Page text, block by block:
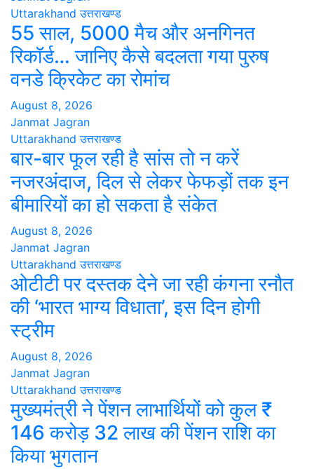
Uttarakhand उत्तराखण्ड
55 साल, 5000 मैच और अनगिनत
रिकॉर्ड… जानिए कैसे बदलता गया पुरुष
वनडे क्रिकेट का रोमांच
August 8, 2026
Janmat Jagran
Uttarakhand उत्तराखण्ड
बार-बार फूल रही है सांस तो न करें
नजरअंदाज, दिल से लेकर फेफड़ों तक इन
बीमारियों का हो सकता है संकेत
August 8, 2026
Janmat Jagran
Uttarakhand उत्तराखण्ड
ओटीटी पर दस्तक देने जा रही कंगना रनौत
की ‘भारत भाग्य विधाता’, इस दिन होगी
स्ट्रीम
August 8, 2026
Janmat Jagran
Uttarakhand उत्तराखण्ड
मुख्यमंत्री ने पेंशन लाभार्थियों को कुल ₹
146 करोड़ 32 लाख की पेंशन राशि का
किया भुगतान